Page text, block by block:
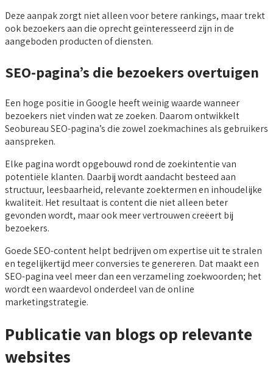
Deze aanpak zorgt niet alleen voor betere rankings, maar trekt
ook bezoekers aan die oprecht geïnteresseerd zijn in de
aangeboden producten of diensten.
SEO-pagina’s die bezoekers overtuigen
Een hoge positie in Google heeft weinig waarde wanneer
bezoekers niet vinden wat ze zoeken. Daarom ontwikkelt
Seobureau SEO-pagina’s die zowel zoekmachines als gebruikers
aanspreken.
Elke pagina wordt opgebouwd rond de zoekintentie van
potentiële klanten. Daarbij wordt aandacht besteed aan
structuur, leesbaarheid, relevante zoektermen en inhoudelijke
kwaliteit. Het resultaat is content die niet alleen beter
gevonden wordt, maar ook meer vertrouwen creëert bij
bezoekers.
Goede SEO-content helpt bedrijven om expertise uit te stralen
en tegelijkertijd meer conversies te genereren. Dat maakt een
SEO-pagina veel meer dan een verzameling zoekwoorden; het
wordt een waardevol onderdeel van de online
marketingstrategie.
Publicatie van blogs op relevante
websites